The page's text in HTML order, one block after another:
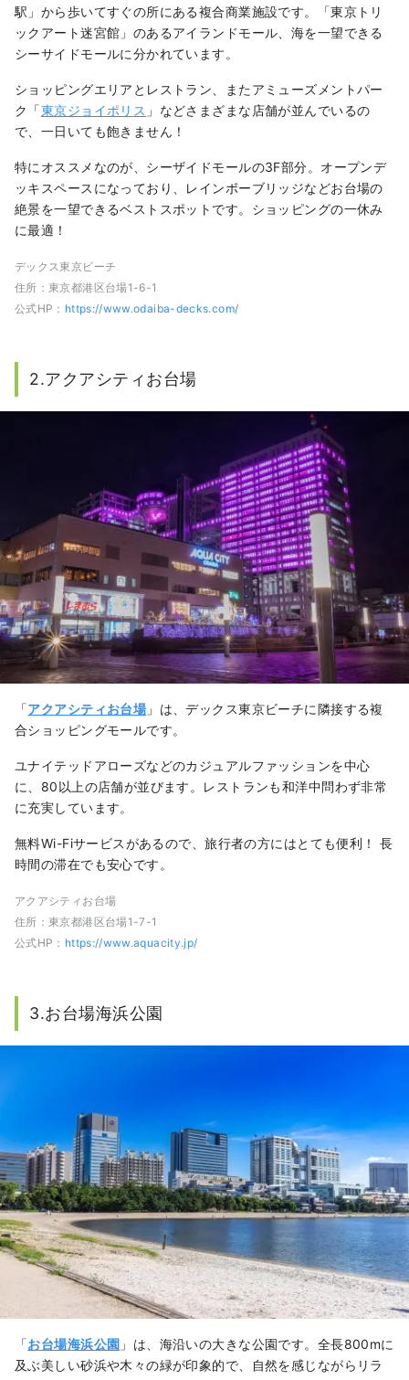
駅」から歩いてすぐの所にある複合商業施設です。「東京トリ
ックアート迷宮館」のあるアイランドモール、海を一望できる
シーサイドモールに分かれています。
ショッピングエリアとレストラン、またアミューズメントパー
ク「東京ジョイポリス 」などさまざまな店舗が並んでいるの
で、一日いても飽きません！
特にオススメなのが、シーザイドモールの3F部分。オープンデ
ッキスペースになっており、レインボーブリッジなどお台場の
絶景を一望できるベストスポットです。ショッピングの一休み
に最適！
デックス東京ビーチ
住所：東京都港区台場1-6-1
公式HP： https://www.odaiba-decks.com/
2.アクアシティお台場
「アクアシティお台場」は、デックス東京ビーチに隣接する複
合ショッピングモールです。
ユナイテッドアローズなどのカジュアルファッションを中心
に、80以上の店舗が並びます。レストランも和洋中問わず非常
に充実しています。
無料Wi-Fiサービスがあるので、旅行者の方にはとても便利！ 長
時間の滞在でも安心です。
アクアシティお台場
住所：東京都港区台場1-7-1
公式HP： https://www.aquacity.jp/
3.お台場海浜公園
「お台場海浜公園 」は、海沿いの大きな公園です。全長800mに
及ぶ美しい砂浜や木々の緑が印象的で、自然を感じながらリラ